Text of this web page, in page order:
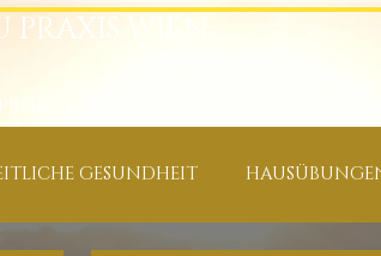
PRAXIS WIEN
GESUNDHEIT